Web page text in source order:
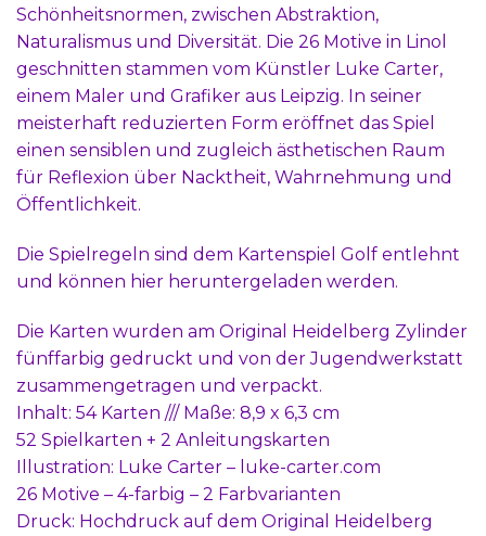
Schönheitsnormen, zwischen Abstraktion,
Naturalismus und Diversität. Die 26 Motive in Linol
geschnitten stammen vom Künstler Luke Carter,
einem Maler und Grafiker aus Leipzig. In seiner
meisterhaft reduzierten Form eröffnet das Spiel
einen sensiblen und zugleich ästhetischen Raum
für Reflexion über Nacktheit, Wahrnehmung und
Öffentlichkeit.
Die Spielregeln sind dem Kartenspiel Golf entlehnt
und können hier heruntergeladen werden.
Die Karten wurden am Original Heidelberg Zylinder
fünffarbig gedruckt und von der Jugendwerkstatt
zusammengetragen und verpackt.
Inhalt: 54 Karten /// Maße: 8,9 x 6,3 cm
52 Spielkarten + 2 Anleitungskarten
Illustration: Luke Carter – luke-carter.com
26 Motive – 4-farbig – 2 Farbvarianten
Druck: Hochdruck auf dem Original Heidelberg